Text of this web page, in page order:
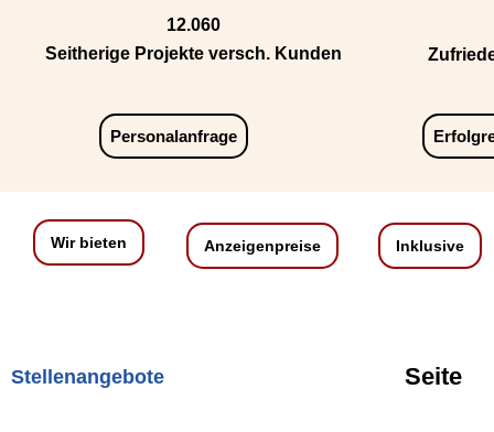
12.060
Seitherige Projekte versch. Kunden
Personalanfrage
Wir bieten Anzeigenpreise Inklusive
Stellenangebote Seite